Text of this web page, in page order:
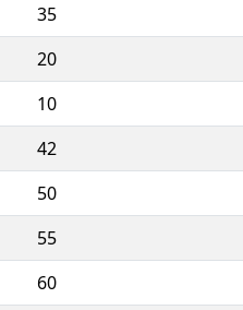
35
20
10
42
50
55
60